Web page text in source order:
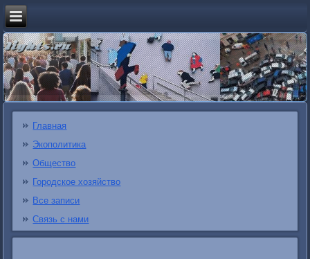
Главная
Экополитика
Общество
Городское хозяйство
Все записи
Связь с нами